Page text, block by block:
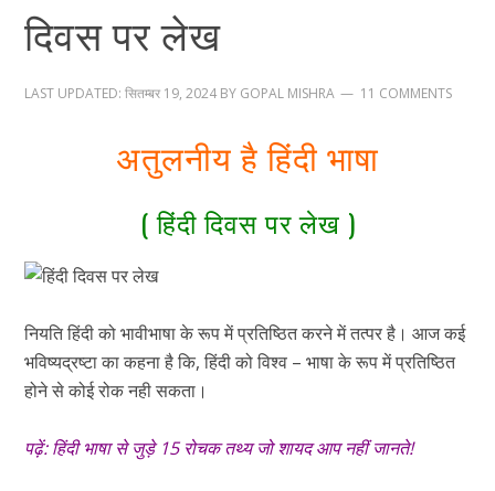
दिवस पर लेख
LAST UPDATED:सितम्बर 19, 2024 BY GOPAL MISHRA 11 COMMENTS
अतुलनीय है हिंदी भाषा
( हिंदी दिवस पर लेख )
नियति हिंदी को भावीभाषा के रूप में प्रतिष्ठित करने में तत्पर है। आज कई
भविष्यद्रष्टा का कहना है कि, हिंदी को विश्व – भाषा के रूप में प्रतिष्ठित
होने से कोई रोक नही सकता।
पढ़ें:हिंदी भाषा से जुड़े 15 रोचक तथ्य जो शायद आप नहीं जानते!